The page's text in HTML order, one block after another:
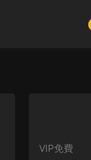
VIP免費